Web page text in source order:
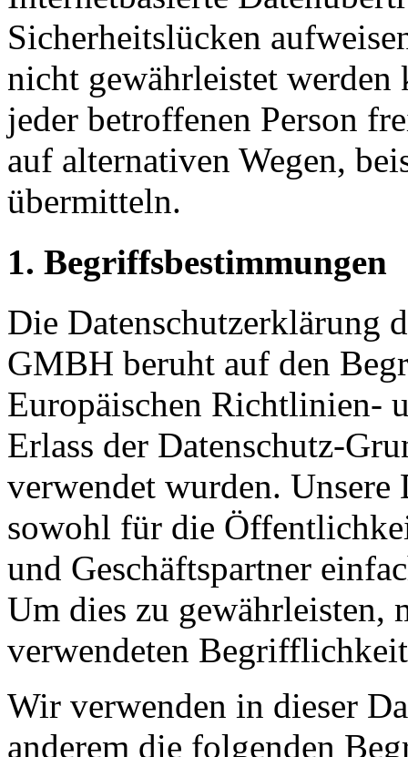
Sicherheitslücken
nicht gewährleistet werden
jeder betroffenen Person
auf alternativen Wegen,
übermitteln.
1. Begriffsbestimmungen
Die Datenschutzerklärung
GMBH beruht auf den
Europäischen Richtlinien-
Erlass der Datenschutz-
verwendet wurden.
sowohl für die
und Geschäftspartner
Um dies zu gewährleisten,
verwendeten
Wir verwenden in dieser
anderem die folgenden